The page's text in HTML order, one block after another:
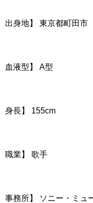
出身地】 東京都町田市
血液型】 A型
身長】 155cm
職業】 歌手
事務所】 ソニー・ミュ